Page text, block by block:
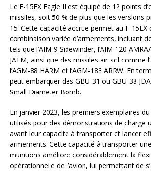
Le F-15EX Eagle II est équipé de 12 points
missiles, soit 50 % de plus que les versions
15. Cette capacité accrue permet au F-
combinaison variée d’armements, incluant
tels que l’AIM-9 Sidewinder, l’AIM-120
JATM, ainsi que des missiles air-sol comme
l’AGM-88 HARM et l’AGM-183 ARRW. En
peut embarquer des GBU-31 ou GBU-38
Small Diameter Bomb.
En janvier 2023, les premiers exemplaires
utilisés pour des démonstrations de charge
avant leur capacité à transporter et lancer
armements. Cette capacité à transporter
munitions améliore considérablement la
opérationnelle de l’avion, lui permettant de